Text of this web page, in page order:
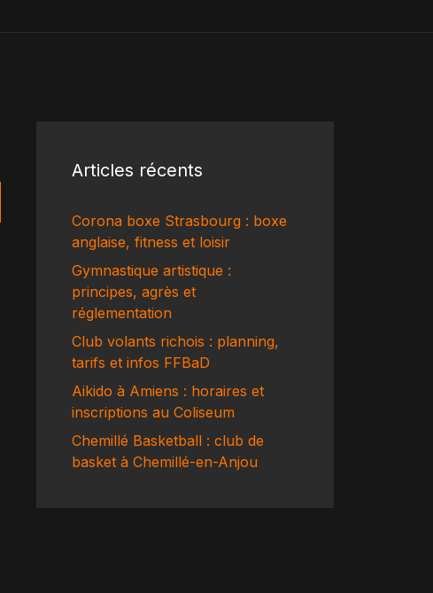
Articles récents
Corona boxe Strasbourg : boxe
anglaise, fitness et loisir
Gymnastique artistique :
principes, agrès et
réglementation
Club volants richois : planning,
tarifs et infos FFBaD
Aikido à Amiens : horaires et
inscriptions au Coliseum
Chemillé Basketball : club de
basket à Chemillé-en-Anjou